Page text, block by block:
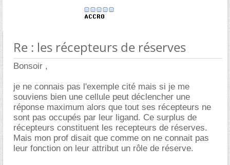
Re : les récepteurs de réserves
Bonsoir ,
je ne connais pas l'exemple cité mais si je me
souviens bien une cellule peut déclencher une
réponse maximum alors que tout ses récepteurs ne
sont pas occupés par leur ligand. Ce surplus de
récepteurs constituent les recepteurs de réserves.
Mais mon prof disait que comme on ne connait pas
leur fonction on leur attribut un rôle de réserve.